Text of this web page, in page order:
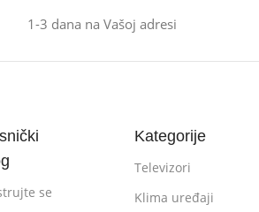
1-3 dana na Vašoj adresi
se
Kategorije
Televizori
Klima uređaji